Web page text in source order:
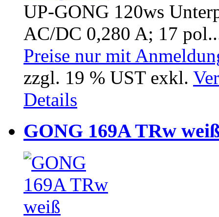
UP-GONG 120ws
AC/DC 0,280 A; 17
Preise nur mit
zzgl. 19 % UST exkl.
Details
GONG 169A TRw